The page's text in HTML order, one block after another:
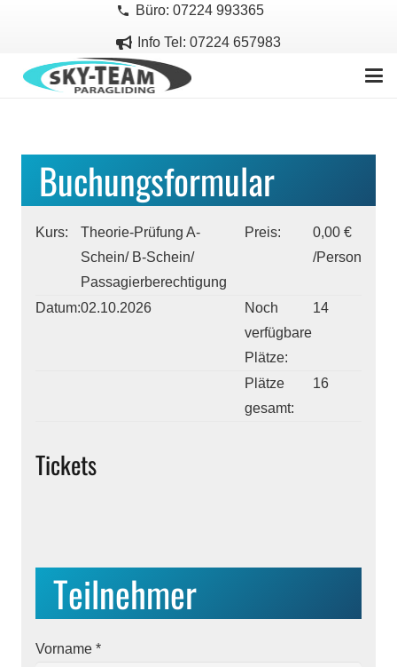
phone Büro: 07224 993365
Info Tel: 07224 657983
Buchungsformular
Kurs:
Theorie-Prüfung A-
Schein/ B-Schein/
Passagierberechtigung
Preis:
0,00 €
/Person
Datum:02.10.2026
Noch
verfügbare
Plätze:
14
Plätze
gesamt:
16
Tickets
Teilnehmer
Vorname *